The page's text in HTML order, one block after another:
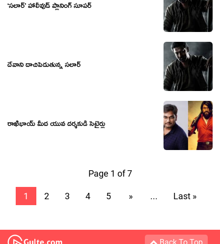
‘సలార్’ హాలీవుడ్ ప్లానింగ్ సూపర్
దేవాని దాచిపెడుతున్న సలార్
రాఖీభాయ్ మీద యువ దర్శకుడి సెటైర్లు
Page 1 of 7
1 2 3 4 5 » ... Last »
Back To Top